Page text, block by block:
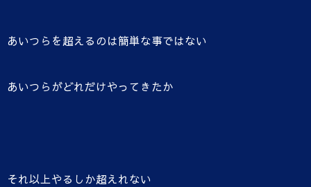
あいつらを超えるのは簡単な事ではない
あいつらがどれだけやってきたか
それ以上やるしか超えれない